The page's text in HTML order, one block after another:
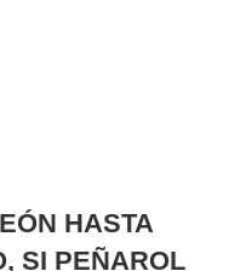
HASTA
SI PEÑAROL